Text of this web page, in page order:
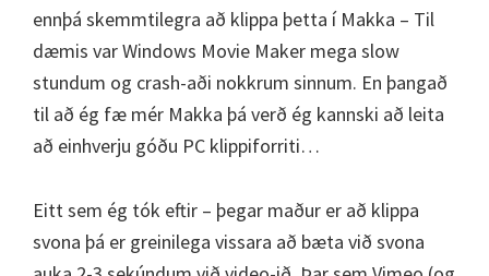
ennþá skemmtilegra að klippa þetta í Makka – Til
dæmis var Windows Movie Maker mega slow
stundum og crash-aði nokkrum sinnum. En þangað
til að ég fæ mér Makka þá verð ég kannski að leita
að einhverju góðu PC klippiforriti…
Eitt sem ég tók eftir – þegar maður er að klippa
svona þá er greinilega vissara að bæta við svona